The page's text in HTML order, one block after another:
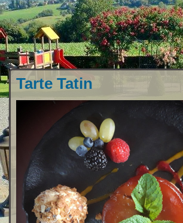
Tarte Tatin